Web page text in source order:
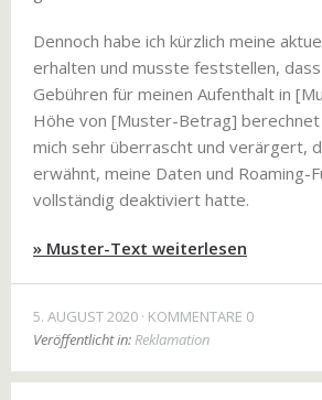
Dennoch habe ich kürzlich meine
erhalten und musste feststellen,
Gebühren für meinen Aufenthalt in
Höhe von [Muster-Betrag]
mich sehr überrascht und verärgert,
erwähnt, meine Daten und Roaming-
vollständig deaktiviert hatte.
» Muster-Text weiterlesen
5. AUGUST 2020 KOMMENTARE 0
Veröffentlicht in:Reklamation